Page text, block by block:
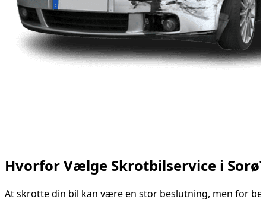
Hvorfor Vælge Skrotbilservice i Sorø?
At skrotte din bil kan være en stor beslutning, men for